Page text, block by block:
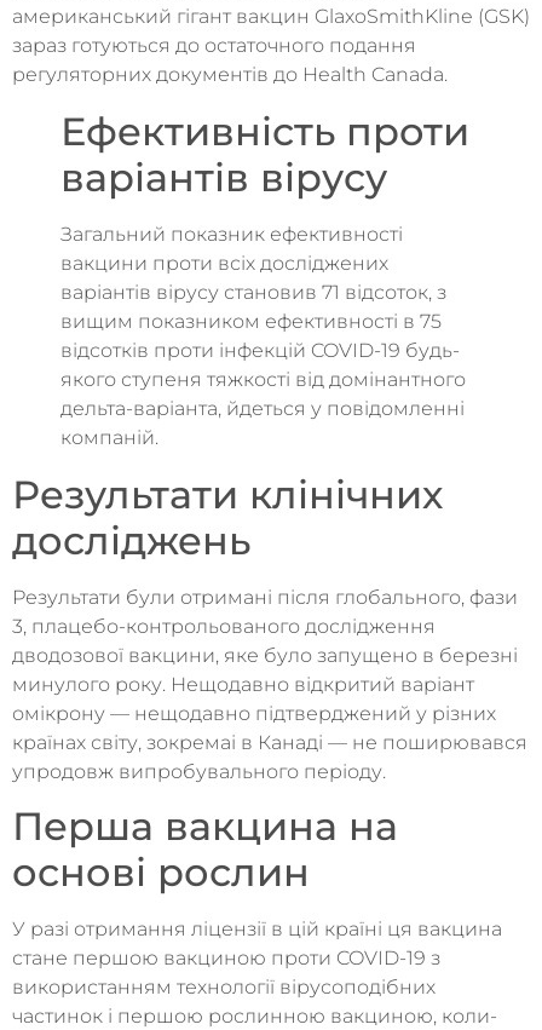
американський гігант вакцин GlaxoSmithKline (GSK)
зараз готуються до остаточного подання
регуляторних документів до Health Canada.
Ефективність проти
варіантів вірусу
Загальний показник ефективності
вакцини проти всіх досліджених
варіантів вірусу становив 71 відсоток, з
вищим показником ефективності в 75
відсотків проти інфекцій COVID-19 будь-
якого ступеня тяжкості від домінантного
дельта-варіанта, йдеться у повідомленні
компаній.
Результати клінічних
досліджень
Результати були отримані після глобального, фази
3, плацебо-контрольованого дослідження
дводозової вакцини, яке було запущено в березні
минулого року. Нещодавно відкритий варіант
омікрону — нещодавно підтверджений у різних
країнах світу, зокремаі в Канаді — не поширювався
упродовж випробувального періоду.
Перша вакцина на
основі рослин
У разі отримання ліцензії в цій країні ця вакцина
стане першою вакциною проти COVID-19 з
використанням технології вірусоподібних
частинок і першою рослинною вакциною, коли-